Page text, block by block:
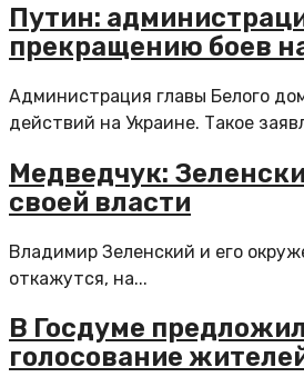
Путин:
прекращению боев
Администрация главы Белого
действий на Украине. Такое
Медведчук:
своей власти
Владимир Зеленский и его
откажутся, на...
В Госдуме
голосование